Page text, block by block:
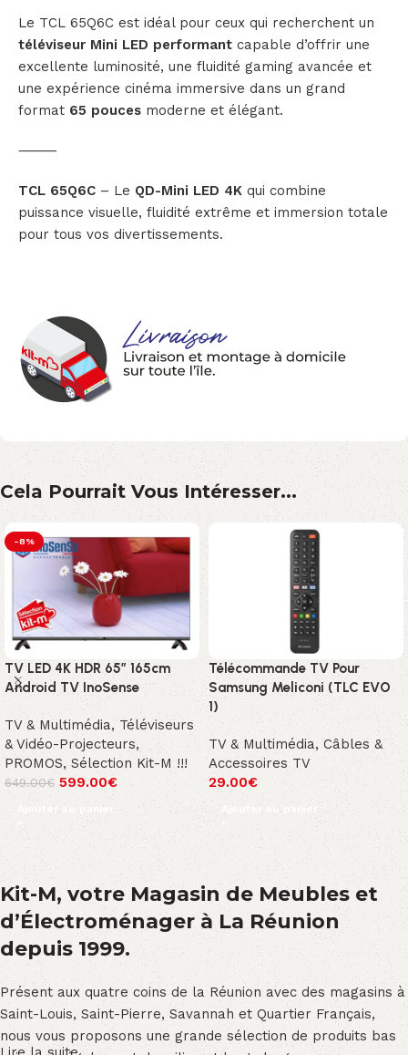
Le TCL 65Q6C est idéal pour ceux qui recherchent un
téléviseur Mini LED performant capable d’offrir une
excellente luminosité, une fluidité gaming avancée et
une expérience cinéma immersive dans un grand
format 65 pouces moderne et élégant.
⸻
TCL 65Q6C – Le QD-Mini LED 4K qui combine
puissance visuelle, fluidité extrême et immersion totale
pour tous vos divertissements.
Cela Pourrait Vous Intéresser...
-8%
TV LED 4K HDR 65″ 165cm
Android TV InoSense
TV & Multimédia, Téléviseurs
& Vidéo-Projecteurs,
PROMOS, Sélection Kit-M !!!
649.00€ 599.00€
Ajouter au panier
Télécommande TV Pour
Samsung Meliconi (TLC EVO
1)
TV & Multimédia, Câbles &
Accessoires TV
29.00€
Ajouter au panier
Kit-M, votre Magasin de Meubles et
d’Électroménager à La Réunion
depuis 1999.
Présent aux quatre coins de la Réunion avec des magasins à
Saint-Louis, Saint-Pierre, Savannah et Quartier Français,
nous vous proposons une grande sélection de produits bas